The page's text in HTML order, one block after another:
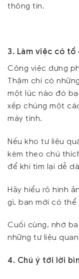
thông tin.
3. Làm việc có tổ
Công việc dựng
Thậm chí có
một lúc nào đó
xếp chúng một
máy tính.
Nếu kho tư liệu
kèm theo chú
để khi tìm lại dễ
Hãy hiểu rõ hình
gì, bạn mới có
Cuối cùng, nhớ
những tư liệu
4. Chú ý tới lời